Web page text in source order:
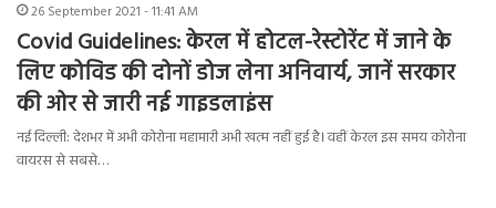
26 September 2021 - 11:41 AM
Covid Guidelines: केरल में होटल-रेस्टोरेंट में जाने के
लिए कोविड की दोनों डोज लेना अनिवार्य, जानें सरकार
की ओर से जारी नई गाइडलाइंस
नई दिल्ली: देशभर में अभी कोरोना महामारी अभी खत्म नहीं हुई है। वहीं केरल इस समय कोरोना
वायरस से सबसे…